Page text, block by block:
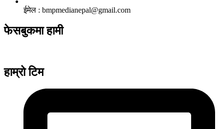
ईमेल : bmpmedianepal@gmail.com
फेसबुकमा हामी
हाम्रो टिम